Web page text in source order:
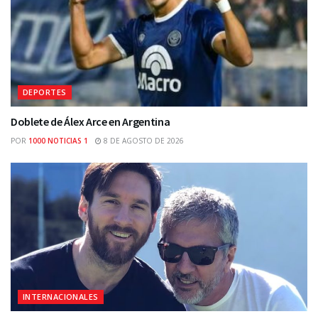
DEPORTES
Doblete de Álex Arce en Argentina
POR 1000 NOTICIAS 1 8 DE AGOSTO DE 2026
INTERNACIONALES